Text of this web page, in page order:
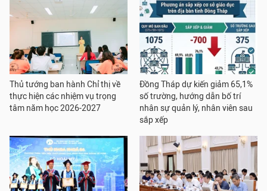
Thủ tướng ban hành Chỉ thị về
thực hiện các nhiệm vụ trọng
tâm năm học 2026-2027
Đồng Tháp dự kiến giảm 65,1%
số trường, hướng dẫn bố trí
nhân sự quản lý, nhân viên sau
sắp xếp